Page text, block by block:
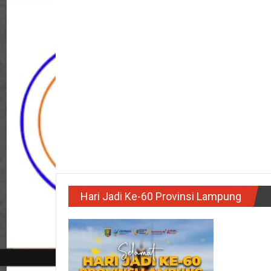
Hari Jadi Ke-60 Provinsi Lampung